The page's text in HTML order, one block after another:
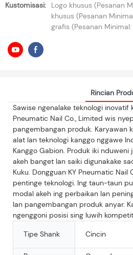
Kustomisasi:
Logo khusus (Pesanan
khusus (Pesanan
grafis (Pesanan
Rincian
Sawise ngenalake teknologi inovatif
Pneumatic Nail Co., Limited wis
pangembangan produk. Karyawan
alat lan teknologi kanggo nggawe
Kanggo Gabion. Produk iki nduweni
akeh banget lan saiki digunakake
Kuku. Dongguan KY Pneumatic Nail
pentinge teknologi. Ing taun-taun
modal akeh ing perbaikan lan
lan pangembangan produk anyar.
ngenggoni posisi sing luwih
Tipe Shank Cincin